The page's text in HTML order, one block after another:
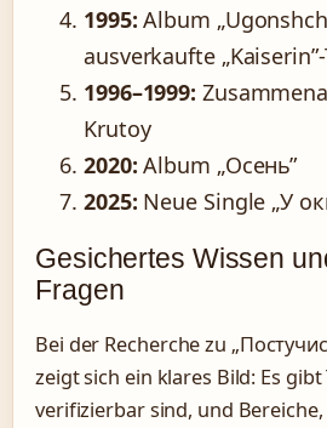
1995: Album
ausverkaufte
1996–1999:
Krutoy
2020: Album „Осень”
2025: Neue Single „У
Gesichertes Wissen
Fragen
Bei der Recherche zu
zeigt sich ein klares Bild: Es gibt
verifizierbar sind, und